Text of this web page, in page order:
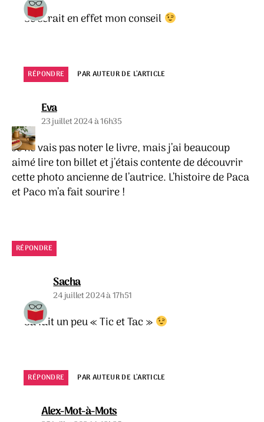
Ce serait en effet mon conseil
RÉPONDRE PAR AUTEUR DE L’ARTICLE
Evadit :
23 juillet 2024 à 16h35
Je ne vais pas noter le livre, mais j’ai beaucoup
aimé lire ton billet et j’étais contente de découvrir
cette photo ancienne de l’autrice. L’histoire de Paca
et Paco m’a fait sourire !
RÉPONDRE
Sachadit :
24 juillet 2024 à 17h51
Ca fait un peu « Tic et Tac »
RÉPONDRE PAR AUTEUR DE L’ARTICLE
Alex-Mot-à-Motsdit :